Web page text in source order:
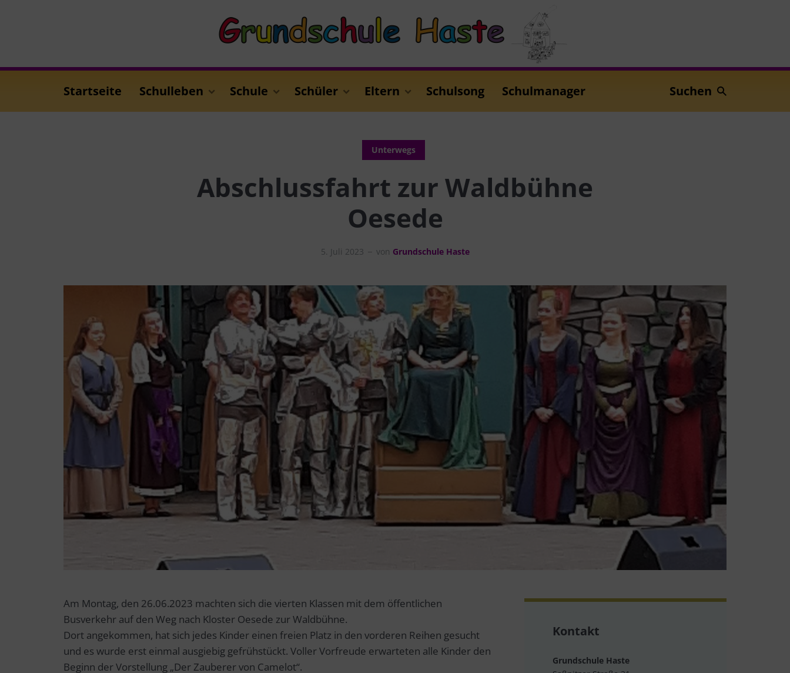
Startseite Schulleben Schule Schüler Eltern Schulsong Schulmanager Suchen
Unterwegs
Abschlussfahrt zur Waldbühne
Oesede
5. Juli 2023 von Grundschule Haste
Am Montag, den 26.06.2023 machten sich die vierten Klassen mit dem öffentlichen
Busverkehr auf den Weg nach Kloster Oesede zur Waldbühne.
Dort angekommen, hat sich jedes Kinder einen freien Platz in den vorderen Reihen gesucht
und es wurde erst einmal ausgiebig gefrühstückt. Voller Vorfreude erwarteten alle Kinder den
Beginn der Vorstellung „Der Zauberer von Camelot“.
Kontakt
Grundschule Haste